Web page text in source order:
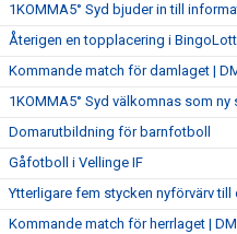
1KOMMA5° Syd bjuder in till
Återigen en topplacering i
Kommande match för damlaget |
1KOMMA5° Syd välkomnas som
Domarutbildning för barnfotboll
Gåfotboll i Vellinge IF
Ytterligare fem stycken nyförvärv till
Kommande match för herrlaget |